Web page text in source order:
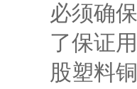
必须确
了保证
股塑料